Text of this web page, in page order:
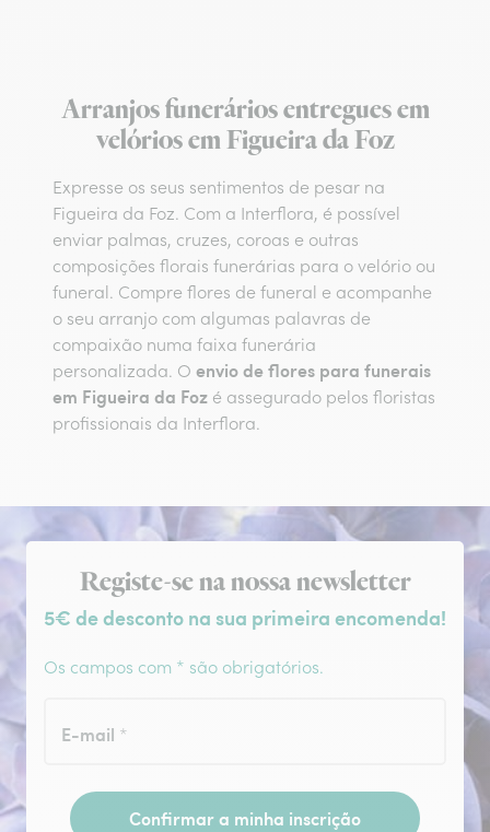
Arranjos funerários entregues em
velórios em Figueira da Foz
Expresse os seus sentimentos de pesar na
Figueira da Foz. Com a Interflora, é possível
enviar palmas, cruzes, coroas e outras
composições florais funerárias para o velório ou
funeral. Compre flores de funeral e acompanhe
o seu arranjo com algumas palavras de
compaixão numa faixa funerária
personalizada. O envio de flores para funerais
em Figueira da Foz é assegurado pelos floristas
profissionais da Interflora.
Subscrição da newsletter
Registe-se na nossa newsletter
5€ de desconto na sua primeira encomenda!
Os campos com * são obrigatórios.
E-mail *
Confirmar a minha inscrição